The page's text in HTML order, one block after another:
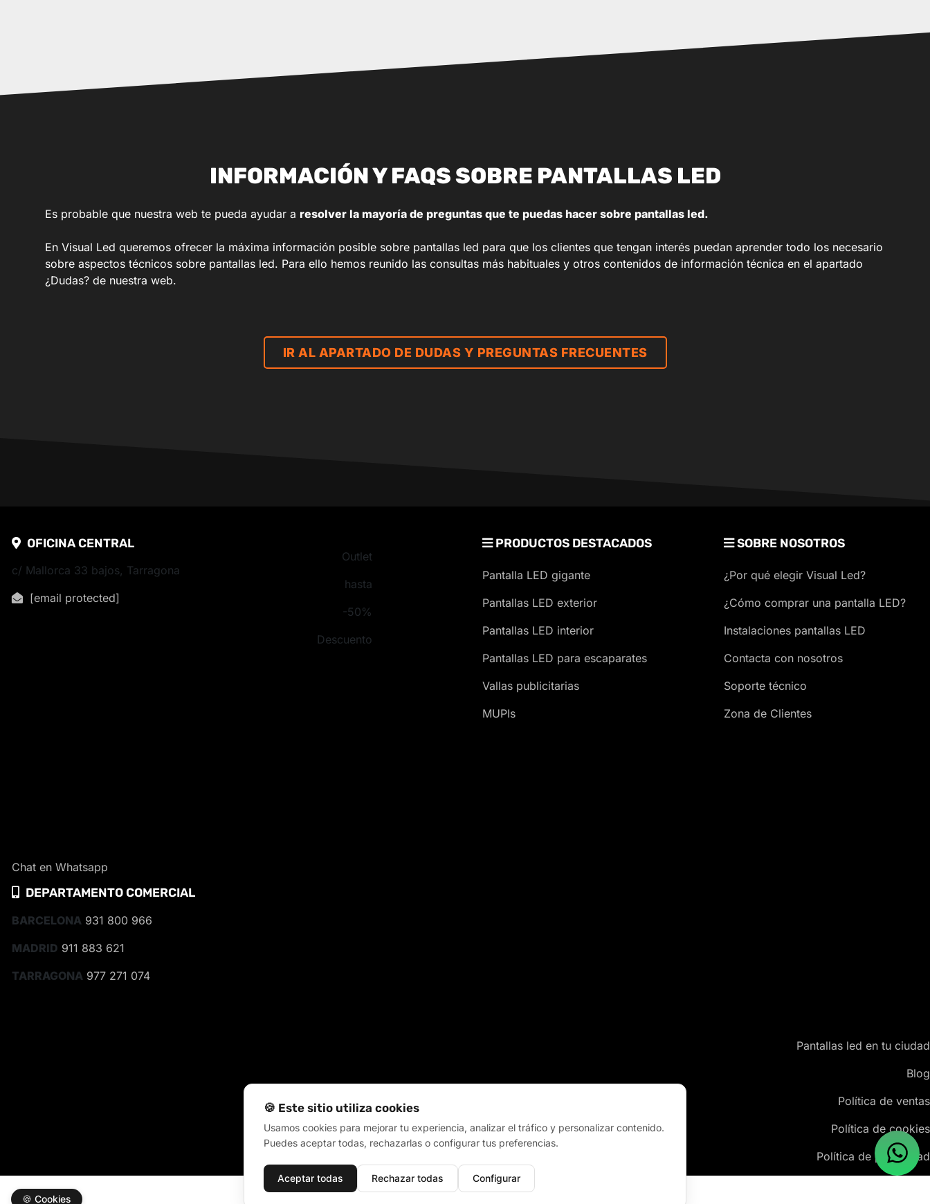
INFORMACIÓN Y FAQS SOBRE PANTALLAS LED
Es probable que nuestra web te pueda ayudar a resolver la mayoría de preguntas que te puedas hacer sobre pantallas led.
En Visual Led queremos ofrecer la máxima información posible sobre pantallas led para que los clientes que tengan interés puedan aprender todo los necesario
sobre aspectos técnicos sobre pantallas led. Para ello hemos reunido las consultas más habituales y otros contenidos de información técnica en el apartado
¿Dudas? de nuestra web.
IR AL APARTADO DE DUDAS Y PREGUNTAS FRECUENTES
OFICINA CENTRAL
c/ Mallorca 33 bajos, Tarragona
[email protected]
Chat en Whatsapp
DEPARTAMENTO COMERCIAL
BARCELONA 931 800 966
MADRID 911 883 621
TARRAGONA 977 271 074
Outlet
hasta
-50%
Descuento
PRODUCTOS DESTACADOS
Pantalla LED gigante
Pantallas LED exterior
Pantallas LED interior
Pantallas LED para escaparates
Vallas publicitarias
MUPIs
SOBRE NOSOTROS
¿Por qué elegir Visual Led?
¿Cómo comprar una pantalla LED?
Instalaciones pantallas LED
Contacta con nosotros
Soporte técnico
Zona de Clientes
Pantallas led en tu ciudad
Blog
Política de ventas
Política de cookies
Política de privacidad
🍪 Este sitio utiliza cookies
Usamos cookies para mejorar tu experiencia, analizar el tráfico y personalizar contenido.
Puedes aceptar todas, rechazarlas o configurar tus preferencias.
Aceptar todas Rechazar todas
Configurar
🍪 Cookies